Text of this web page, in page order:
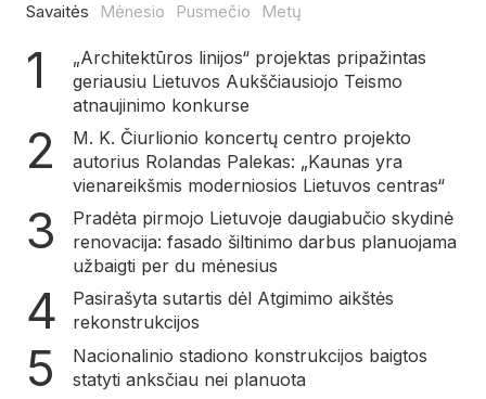
Savaitės Mėnesio Pusmečio Metų
„Architektūros linijos“ projektas pripažintas
geriausiu Lietuvos Aukščiausiojo Teismo
atnaujinimo konkurse
M. K. Čiurlionio koncertų centro projekto
autorius Rolandas Palekas: „Kaunas yra
vienareikšmis moderniosios Lietuvos centras“
Pradėta pirmojo Lietuvoje daugiabučio skydinė
renovacija: fasado šiltinimo darbus planuojama
užbaigti per du mėnesius
Pasirašyta sutartis dėl Atgimimo aikštės
rekonstrukcijos
Nacionalinio stadiono konstrukcijos baigtos
statyti anksčiau nei planuota